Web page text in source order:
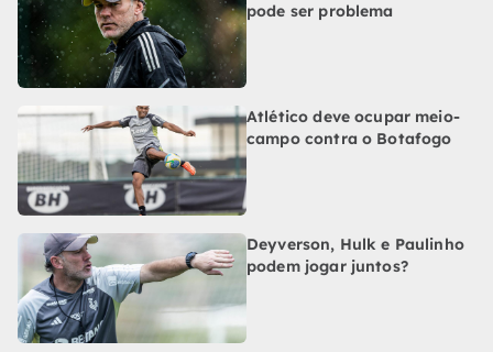
pode ser problema
Atlético deve ocupar meio-
campo contra o Botafogo
Deyverson, Hulk e Paulinho
podem jogar juntos?